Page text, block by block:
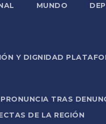
MUNDO
Y DIGNIDAD
TRAS
DE LA REGIÓN